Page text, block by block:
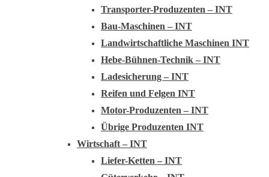
Transporter-Produzenten – INT
Bau-Maschinen – INT
Landwirtschaftliche Maschinen INT
Hebe-Bühnen-Technik – INT
Ladesicherung – INT
Reifen und Felgen INT
Motor-Produzenten – INT
Übrige Produzenten INT
Wirtschaft – INT
Liefer-Ketten – INT